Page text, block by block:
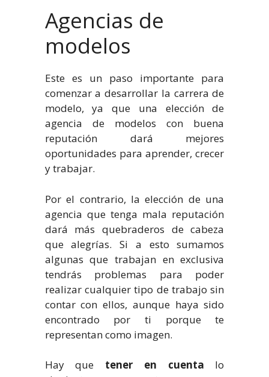
Agencias de
modelos
Este es un paso importante para
comenzar a desarrollar la carrera de
modelo, ya que una elección de
agencia de modelos con buena
reputación dará mejores
oportunidades para aprender, crecer
y trabajar.
Por el contrario, la elección de una
agencia que tenga mala reputación
dará más quebraderos de cabeza
que alegrías. Si a esto sumamos
algunas que trabajan en exclusiva
tendrás problemas para poder
realizar cualquier tipo de trabajo sin
contar con ellos, aunque haya sido
encontrado por ti porque te
representan como imagen.
Hay que tener en cuenta lo